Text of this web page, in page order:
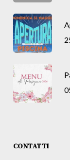
CONTATTI